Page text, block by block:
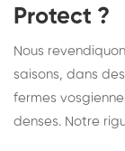
Protect ?
Nous
saisons, dans
fermes
denses. Notre